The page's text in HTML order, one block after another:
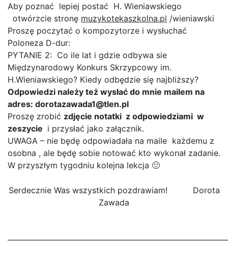
Aby poznać lepiej postać H. Wieniawskiego
otwórzcie stronę muzykotekaszkolna.pl /wieniawski
Proszę poczytać o kompozytorze i wysłuchać
Poloneza D-dur:
PYTANIE 2: Co ile lat i gdzie odbywa sie
Międzynarodowy Konkurs Skrzypcowy im.
H.Wieniawskiego? Kiedy odbędzie się najbliższy?
Odpowiedzi należy też wysłać do mnie mailem na
adres: dorotazawada1@tlen.pl
Proszę zrobić zdjęcie notatki z odpowiedziami w
zeszycie i przysłać jako załącznik.
UWAGA – nie będę odpowiadała na maile każdemu z
osobna , ale będę sobie notować kto wykonał zadanie.
W przyszłym tygodniu kolejna lekcja 🙂
Serdecznie Was wszystkich pozdrawiam! Dorota
Zawada